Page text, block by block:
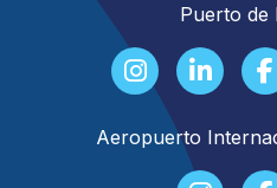
Puerto de
Aeropuerto